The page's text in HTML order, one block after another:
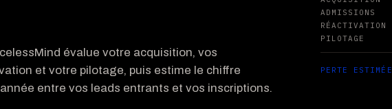
évalue votre acquisition, vos
et votre pilotage, puis estime le chiffre
entre vos leads entrants et vos inscriptions.
ADMISSIONS
RÉACTIVATION
PILOTAGE
PERTE ESTIMÉE